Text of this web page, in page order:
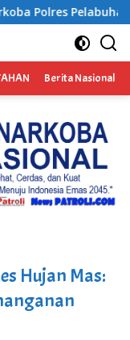
Perak
Berita Nasional
Hujan Mas: